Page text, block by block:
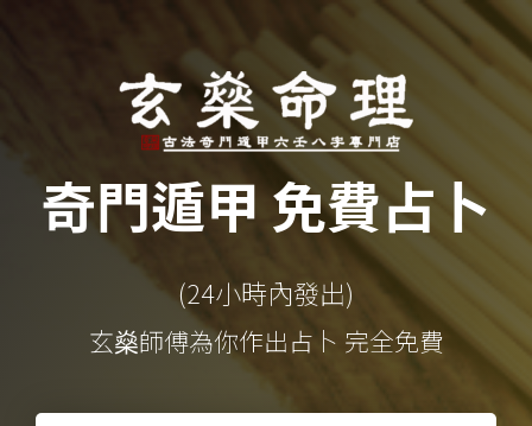
奇門遁甲 免費占卜
(24小時內發出)
玄燊師傅為你作出占卜 完全免費